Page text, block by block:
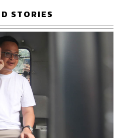
สร้างของระบอบรัฐประหารที่
านกลไกต่างๆ ดังนั้น สิ่งที่เรา
าร่วมเดินทางไปกับเรา เขาก็
พรรคประชาชนกำลังไปใน
วิพากษ์วิจารณ์ ก็ต้องรับกับคำ
มมองว่าเวลาคงจะเป็น
สินใจนี้ถูกต้องหรือไม่”
STORIES